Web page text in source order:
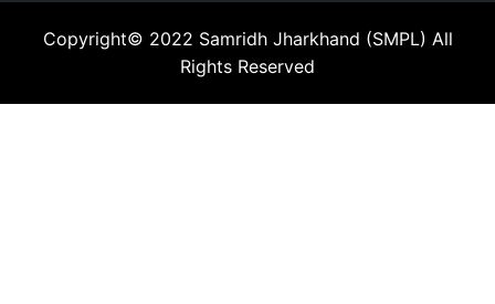
Copyright© 2022 Samridh Jharkhand (SMPL) All
Rights Reserved